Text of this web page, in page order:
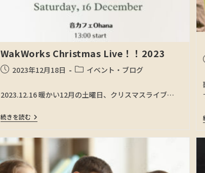
WakWorks Christmas Live！！2023
2023年12月18日 イベント・ブログ
2023.12.16 暖かい12月の土曜日、クリスマスライブ…
続きを読む